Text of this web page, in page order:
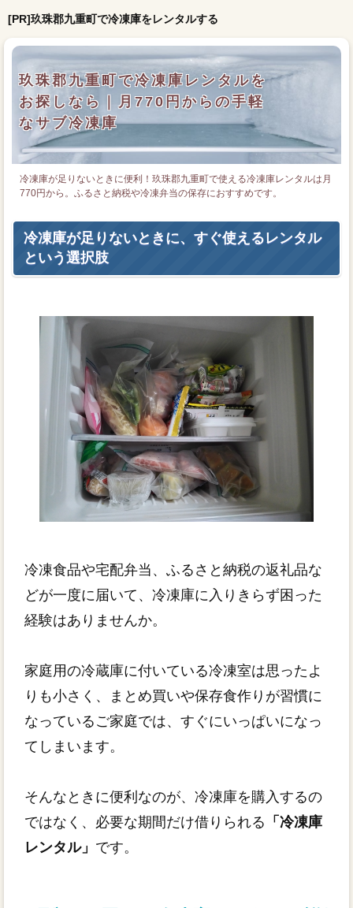
[PR]玖珠郡九重町で冷凍庫をレンタルする
玖珠郡九重町で冷凍庫レンタルを
お探しなら｜月770円からの手軽
なサブ冷凍庫
冷凍庫が足りないときに便利！玖珠郡九重町で使える冷凍庫レンタルは月
770円から。ふるさと納税や冷凍弁当の保存におすすめです。
冷凍庫が足りないときに、すぐ使えるレンタル
という選択肢
冷凍食品や宅配弁当、ふるさと納税の返礼品な
どが一度に届いて、冷凍庫に入りきらず困った
経験はありませんか。
家庭用の冷蔵庫に付いている冷凍室は思ったよ
りも小さく、まとめ買いや保存食作りが習慣に
なっているご家庭では、すぐにいっぱいになっ
てしまいます。
そんなときに便利なのが、冷凍庫を購入するの
ではなく、必要な期間だけ借りられる 「冷凍庫
レンタル」 です。